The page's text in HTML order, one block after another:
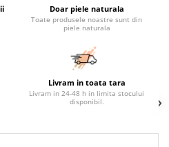
Doar piele naturala
Toate produsele noastre sunt din
piele naturala
Livram in toata tara
Livram in 24-48 h in limita stocului
disponibil.